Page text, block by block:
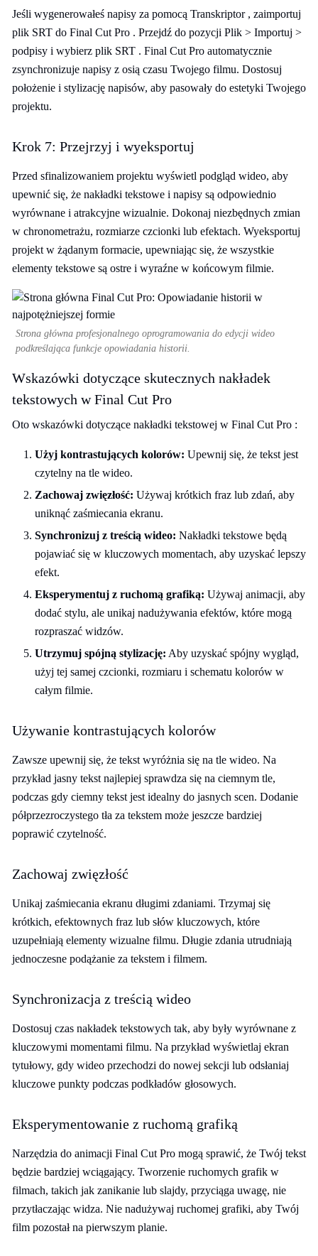
Jeśli wygenerowałeś napisy za pomocą Transkriptor , zaimportuj
plik SRT do Final Cut Pro . Przejdź do pozycji Plik > Importuj >
podpisy i wybierz plik SRT . Final Cut Pro automatycznie
zsynchronizuje napisy z osią czasu Twojego filmu. Dostosuj
położenie i stylizację napisów, aby pasowały do estetyki Twojego
projektu.
Krok 7: Przejrzyj i wyeksportuj
Przed sfinalizowaniem projektu wyświetl podgląd wideo, aby
upewnić się, że nakładki tekstowe i napisy są odpowiednio
wyrównane i atrakcyjne wizualnie. Dokonaj niezbędnych zmian
w chronometrażu, rozmiarze czcionki lub efektach. Wyeksportuj
projekt w żądanym formacie, upewniając się, że wszystkie
elementy tekstowe są ostre i wyraźne w końcowym filmie.
Strona główna profesjonalnego oprogramowania do edycji wideo
podkreślająca funkcje opowiadania historii.
Wskazówki dotyczące skutecznych nakładek
tekstowych w Final Cut Pro
Oto wskazówki dotyczące nakładki tekstowej w Final Cut Pro :
Użyj kontrastujących kolorów: Upewnij się, że tekst jest
czytelny na tle wideo.
Zachowaj zwięzłość: Używaj krótkich fraz lub zdań, aby
uniknąć zaśmiecania ekranu.
Synchronizuj z treścią wideo: Nakładki tekstowe będą
pojawiać się w kluczowych momentach, aby uzyskać lepszy
efekt.
Eksperymentuj z ruchomą grafiką: Używaj animacji, aby
dodać stylu, ale unikaj nadużywania efektów, które mogą
rozpraszać widzów.
Utrzymuj spójną stylizację: Aby uzyskać spójny wygląd,
użyj tej samej czcionki, rozmiaru i schematu kolorów w
całym filmie.
Używanie kontrastujących kolorów
Zawsze upewnij się, że tekst wyróżnia się na tle wideo. Na
przykład jasny tekst najlepiej sprawdza się na ciemnym tle,
podczas gdy ciemny tekst jest idealny do jasnych scen. Dodanie
półprzezroczystego tła za tekstem może jeszcze bardziej
poprawić czytelność.
Zachowaj zwięzłość
Unikaj zaśmiecania ekranu długimi zdaniami. Trzymaj się
krótkich, efektownych fraz lub słów kluczowych, które
uzupełniają elementy wizualne filmu. Długie zdania utrudniają
jednoczesne podążanie za tekstem i filmem.
Synchronizacja z treścią wideo
Dostosuj czas nakładek tekstowych tak, aby były wyrównane z
kluczowymi momentami filmu. Na przykład wyświetlaj ekran
tytułowy, gdy wideo przechodzi do nowej sekcji lub odsłaniaj
kluczowe punkty podczas podkładów głosowych.
Eksperymentowanie z ruchomą grafiką
Narzędzia do animacji Final Cut Pro mogą sprawić, że Twój tekst
będzie bardziej wciągający. Tworzenie ruchomych grafik w
filmach, takich jak zanikanie lub slajdy, przyciąga uwagę, nie
przytłaczając widza. Nie nadużywaj ruchomej grafiki, aby Twój
film pozostał na pierwszym planie.